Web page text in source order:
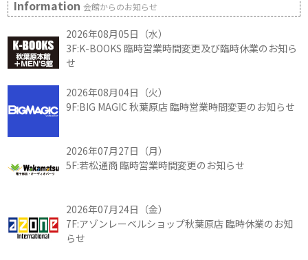
Information会館からのお知らせ
2026年08月05日（水）
3F:K-BOOKS 臨時営業時間変更及び臨時休業のお知ら
せ
2026年08月04日（火）
9F:BIG MAGIC 秋葉原店 臨時営業時間変更のお知らせ
2026年07月27日（月）
5F:若松通商 臨時営業時間変更のお知らせ
2026年07月24日（金）
7F:アゾンレーベルショップ秋葉原店 臨時休業のお知
らせ